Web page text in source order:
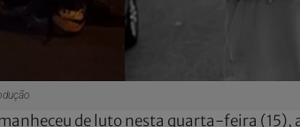
de luto nesta quarta-feira (15),